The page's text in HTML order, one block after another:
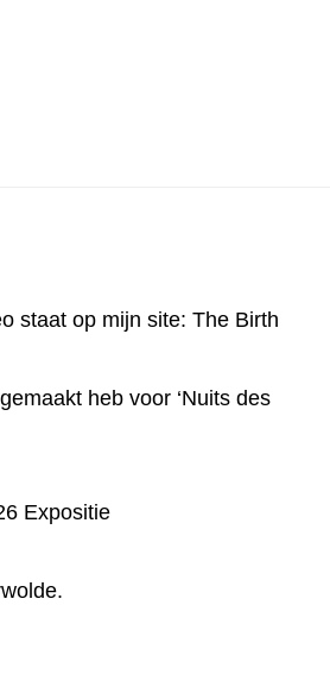
staat op mijn site: The Birth
heb voor ‘Nuits des
Expositie